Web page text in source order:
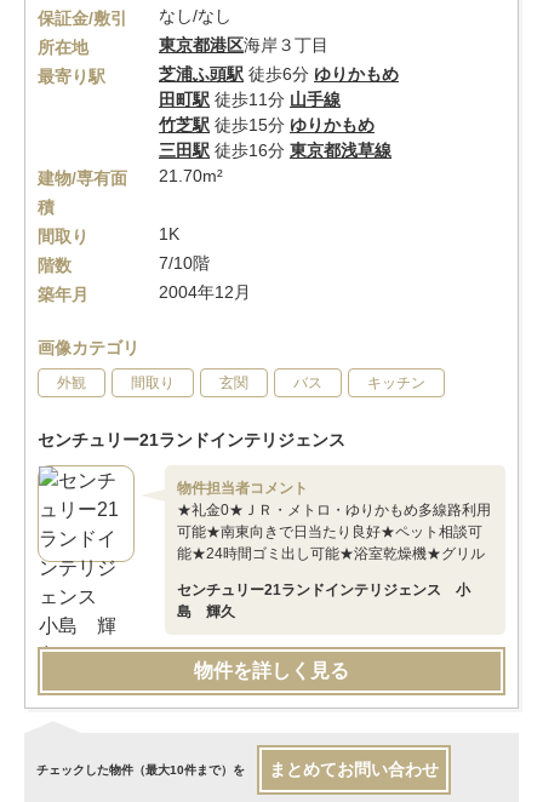
保証金/敷引
なし/なし
所在地
東京都港区海岸３丁目
最寄り駅
芝浦ふ頭駅 徒歩6分 ゆりかもめ
田町駅 徒歩11分 山手線
竹芝駅 徒歩15分 ゆりかもめ
三田駅 徒歩16分 東京都浅草線
建物/専有面
積
21.70m²
間取り
1K
階数
7/10階
築年月
2004年12月
画像カテゴリ
外観 間取り 玄関 バス キッチン
センチュリー21ランドインテリジェンス
物件担当者コメント
★礼金0★ＪＲ・メトロ・ゆりかもめ多線路利用
可能★南東向きで日当たり良好★ペット相談可
能★24時間ゴミ出し可能★浴室乾燥機★グリル
センチュリー21ランドインテリジェンス 小
島 輝久
物件を詳しく見る
チェックした物件（最大10件まで）を まとめてお問い合わせ